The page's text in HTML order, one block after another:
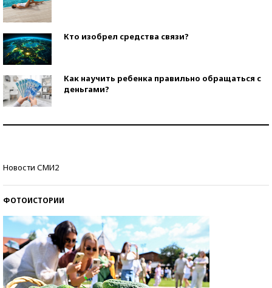
Кто изобрел средства связи?
Как научить ребенка правильно обращаться с
деньгами?
Новости СМИ2
ФОТОИСТОРИИ